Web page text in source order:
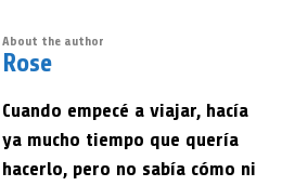
About the author
Rose
Cuando empecé a viajar, hacía
ya mucho tiempo que quería
hacerlo, pero no sabía cómo ni